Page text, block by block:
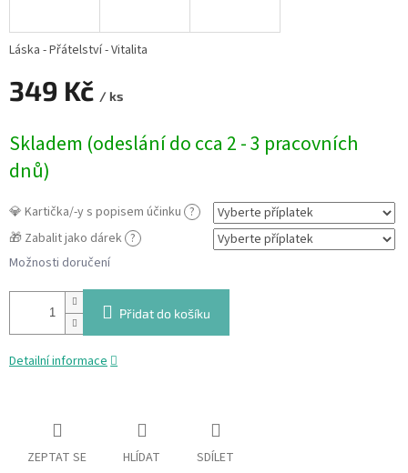
349 Kč / ks
cena:
Skladem (odeslání do cca 2 - 3 pracovních
dnů)
💎 Kartička/-y s popisem účinku ?
🎁 Zabalit jako dárek ?
Možnosti doručení
Přidat do košíku
Láska - Přátelství - Vitalita
Detailní informace
ZEPTAT SE HLÍDAT SDÍLET